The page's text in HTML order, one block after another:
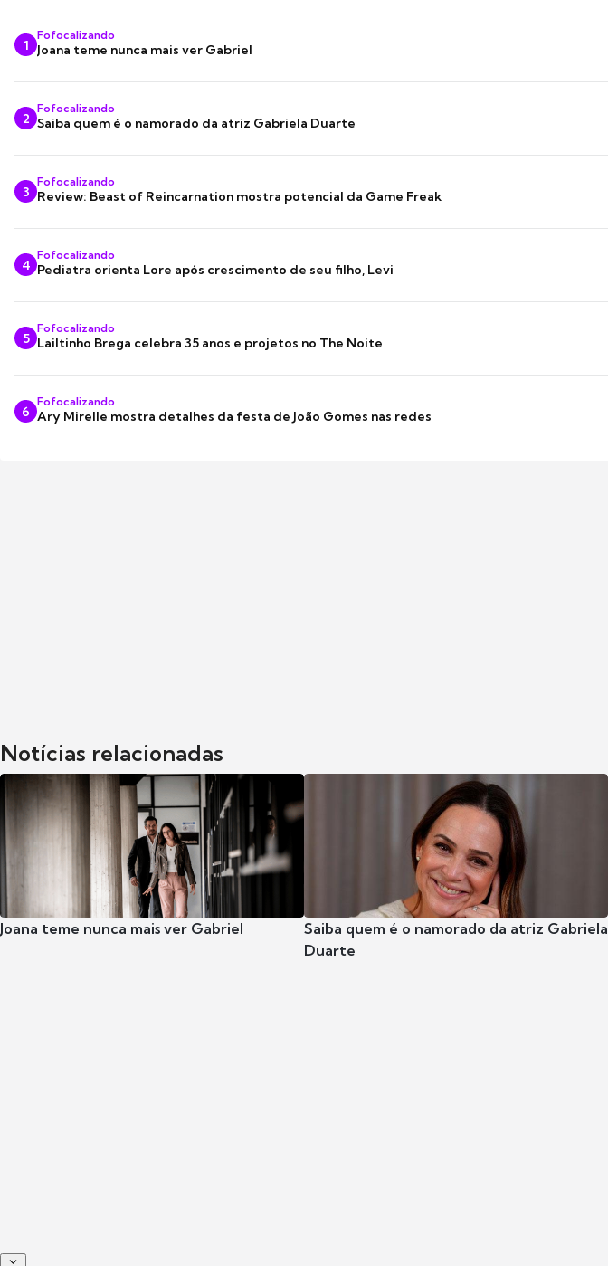
1
Fofocalizando
Joana teme nunca mais ver Gabriel
2
Fofocalizando
Saiba quem é o namorado da atriz Gabriela Duarte
3
Fofocalizando
Review: Beast of Reincarnation mostra potencial da Game Freak
4
Fofocalizando
Pediatra orienta Lore após crescimento de seu filho, Levi
5
Fofocalizando
Lailtinho Brega celebra 35 anos e projetos no The Noite
6
Fofocalizando
Ary Mirelle mostra detalhes da festa de João Gomes nas redes
Notícias relacionadas
Joana teme nunca mais ver Gabriel
Saiba quem é o namorado da atriz Gabriela
Duarte